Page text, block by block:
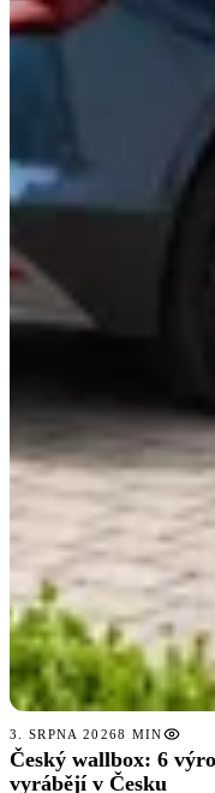
3. SRPNA 20268 MIN
Český wallbox: 6
vyrábějí v Česku